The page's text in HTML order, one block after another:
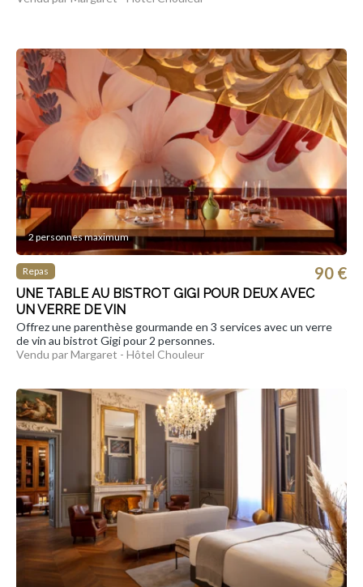
2 personnes maximum
Repas
UNE TABLE AU BISTROT GIGI POUR DEUX AVEC
UN VERRE DE VIN
90 €
Offrez une parenthèse gourmande en 3 services avec un verre
de vin au bistrot Gigi pour 2 personnes.
Vendu par Margaret - Hôtel Chouleur